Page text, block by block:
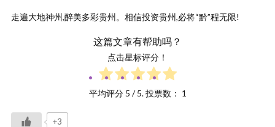
走遍大地神州,醉美多彩贵州。相信投资贵州,必将“黔”程无限!
这篇文章有帮助吗？
点击星标评分！
平均评分 5 / 5. 投票数： 1
+3